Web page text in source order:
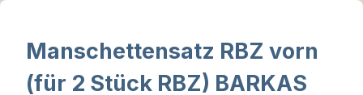
Manschettensatz RBZ vorn
(für 2 Stück RBZ) BARKAS